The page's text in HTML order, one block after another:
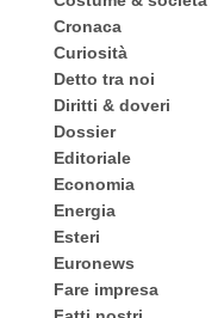
Cronaca
Curiosità
Detto tra noi
Diritti & doveri
Dossier
Editoriale
Economia
Energia
Esteri
Euronews
Fare impresa